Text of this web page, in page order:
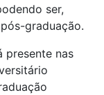
ser,
graduação.
presente nas